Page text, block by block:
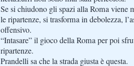
Se si chiudono gli spazi alla Roma viene
le ripartenze, si trasforma in debolezza,
offensivo.
“Intasare” il gioco della Roma per poi
ripartenze.
Prandelli sa che la strada giusta è questa.